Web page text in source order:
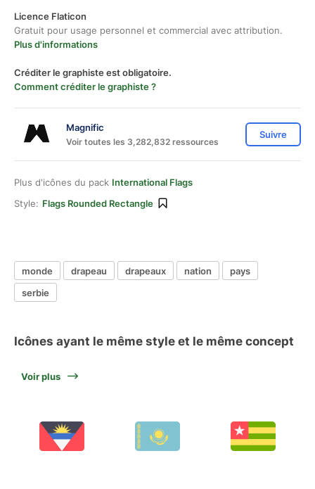
Licence Flaticon
Gratuit pour usage personnel et commercial avec attribution.
Plus d'informations
Créditer le graphiste est obligatoire.
Comment créditer le graphiste ?
Magnific
Voir toutes les 3,282,832 ressources
Suivre
Plus d'icônes du pack International Flags
Style: Flags Rounded Rectangle
monde drapeau drapeaux nation
pays
serbie
Icônes ayant le même style et le même concept
Voir plus